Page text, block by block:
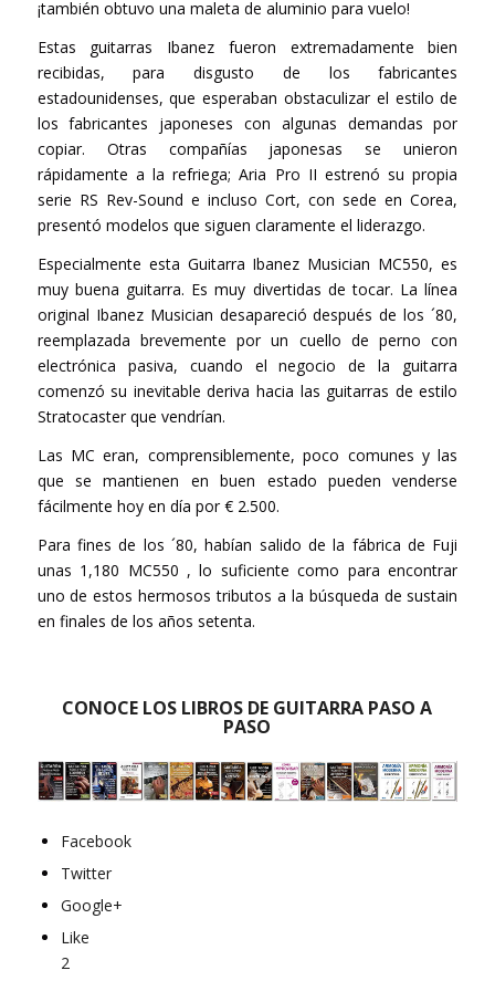
¡también obtuvo una maleta de aluminio para vuelo!
Estas guitarras Ibanez fueron extremadamente bien
recibidas, para disgusto de los fabricantes
estadounidenses, que esperaban obstaculizar el estilo de
los fabricantes japoneses con algunas demandas por
copiar. Otras compañías japonesas se unieron
rápidamente a la refriega; Aria Pro II estrenó su propia
serie RS Rev-Sound e incluso Cort, con sede en Corea,
presentó modelos que siguen claramente el liderazgo.
Especialmente esta Guitarra Ibanez Musician MC550, es
muy buena guitarra. Es muy divertidas de tocar. La línea
original Ibanez Musician desapareció después de los ´80,
reemplazada brevemente por un cuello de perno con
electrónica pasiva, cuando el negocio de la guitarra
comenzó su inevitable deriva hacia las guitarras de estilo
Stratocaster que vendrían.
Las MC eran, comprensiblemente, poco comunes y las
que se mantienen en buen estado pueden venderse
fácilmente hoy en día por € 2.500.
Para fines de los ´80, habían salido de la fábrica de Fuji
unas 1,180 MC550 , lo suficiente como para encontrar
uno de estos hermosos tributos a la búsqueda de sustain
en finales de los años setenta.
CONOCE LOS LIBROS DE GUITARRA PASO A
PASO
Facebook
Twitter
Google+
Like
2